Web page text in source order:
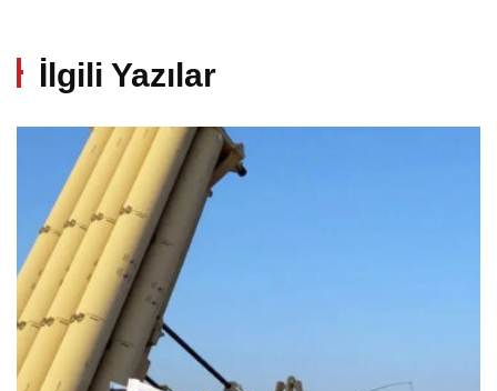
İlgili Yazılar